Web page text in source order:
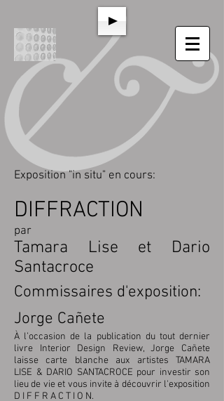
Exposition "in situ" en cours:
DIFFRACTION
par
Tamara Lise et Dario
Santacroce
Commissaires d'exposition:
Jorge Cañete
À l’occasion de la publication du tout dernier
livre Interior Design Review,Jorge Cañete
laisse carte blanche aux artistes TAMARA
LISE & DARIO SANTACROCE pour investir son
lieu de vie et vous invite à découvrir l'exposition
D I F F R A C T I O N.